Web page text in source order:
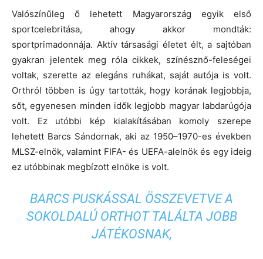
Valószínűleg ő lehetett Magyarország egyik első
sportcelebritása, ahogy akkor mondták:
sportprimadonnája. Aktív társasági életet élt, a sajtóban
gyakran jelentek meg róla cikkek, színésznő-feleségei
voltak, szerette az elegáns ruhákat, saját autója is volt.
Orthról többen is úgy tartották, hogy korának legjobbja,
sőt, egyenesen minden idők legjobb magyar labdarúgója
volt. Ez utóbbi kép kialakításában komoly szerepe
lehetett Barcs Sándornak, aki az 1950–1970-es években
MLSZ-elnök, valamint FIFA- és UEFA-alelnök és egy ideig
ez utóbbinak megbízott elnöke is volt.
BARCS PUSKÁSSAL ÖSSZEVETVE A
SOKOLDALÚ ORTHOT TALÁLTA JOBB
JÁTÉKOSNAK,